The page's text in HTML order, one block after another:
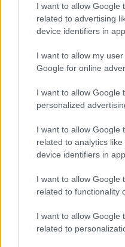
I want to allow Google
related to advertising
device identifiers in
I want to allow my
Google for online
I want to allow Google
personalized
I want to allow Google
related to analytics
device identifiers in
I want to allow Google
related to functionality
I want to allow Google
related to
no tā neatgriezās…
Atklājas jaunas
par Klāsa Vāveres
Atcelt